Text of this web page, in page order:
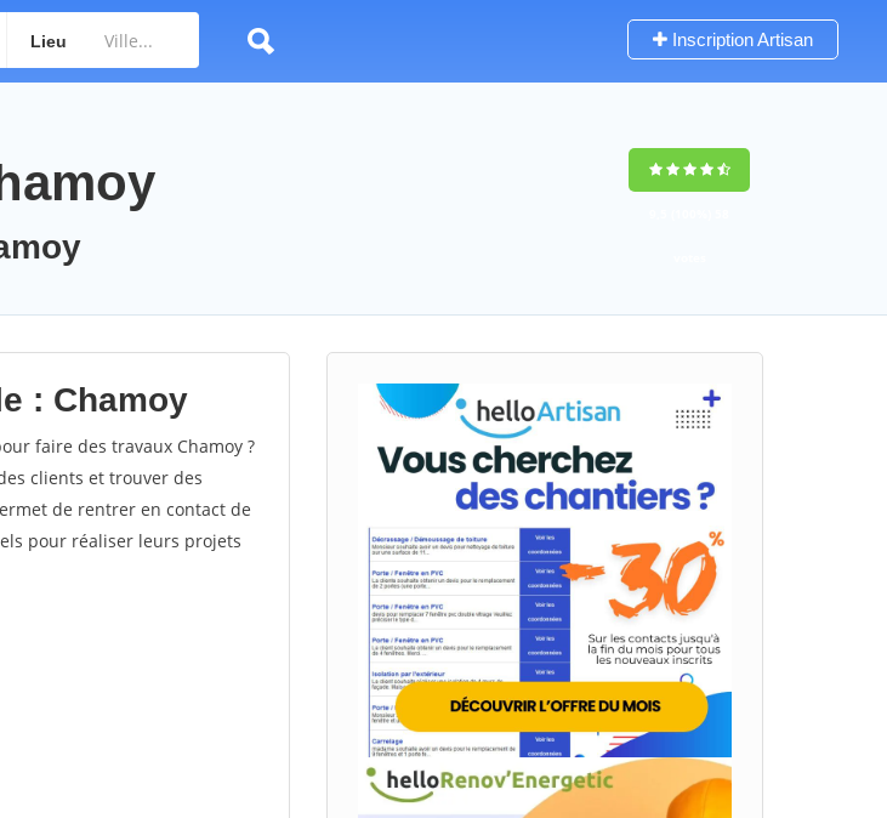
Lieu Inscription Artisan
: Chamoy
faire des travaux Chamoy ?
clients et trouver des
de rentrer en contact de
pour réaliser leurs projets